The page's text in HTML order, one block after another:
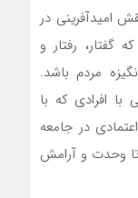
امیدآفرینی در
گفتار، رفتار و
مردم باشد.
افرادی که با
در جامعه
تا وحدت و آرامش